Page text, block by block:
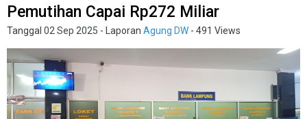
Pemutihan Capai Rp272 Miliar
Tanggal 02 Sep 2025 - Laporan Agung DW - 491 Views